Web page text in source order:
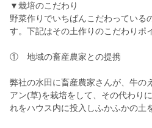
▼栽培のこだわり
野菜作りでいちばんこだわっている
す。下記はその土作りのこだわりポ
① 地域の畜産農家との提携
弊社の水田に畜産農家さんが、牛の
アン(草)を栽培をして、その代わり
れをハウス内に投入しふかふかの土